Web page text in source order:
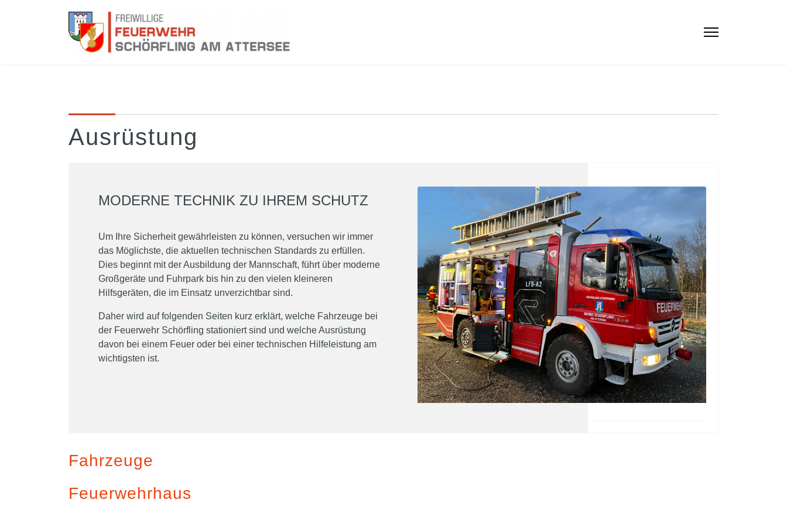
Ausrüstung
MODERNE TECHNIK ZU IHREM SCHUTZ
Um Ihre Sicherheit gewährleisten zu können, versuchen wir immer
das Möglichste, die aktuellen technischen Standards zu erfüllen.
Dies beginnt mit der Ausbildung der Mannschaft, führt über moderne
Großgeräte und Fuhrpark bis hin zu den vielen kleineren
Hilfsgeräten, die im Einsatz unverzichtbar sind.
Daher wird auf folgenden Seiten kurz erklärt, welche Fahrzeuge bei
der Feuerwehr Schörfling stationiert sind und welche Ausrüstung
davon bei einem Feuer oder bei einer technischen Hilfeleistung am
wichtigsten ist.
Fahrzeuge
Feuerwehrhaus